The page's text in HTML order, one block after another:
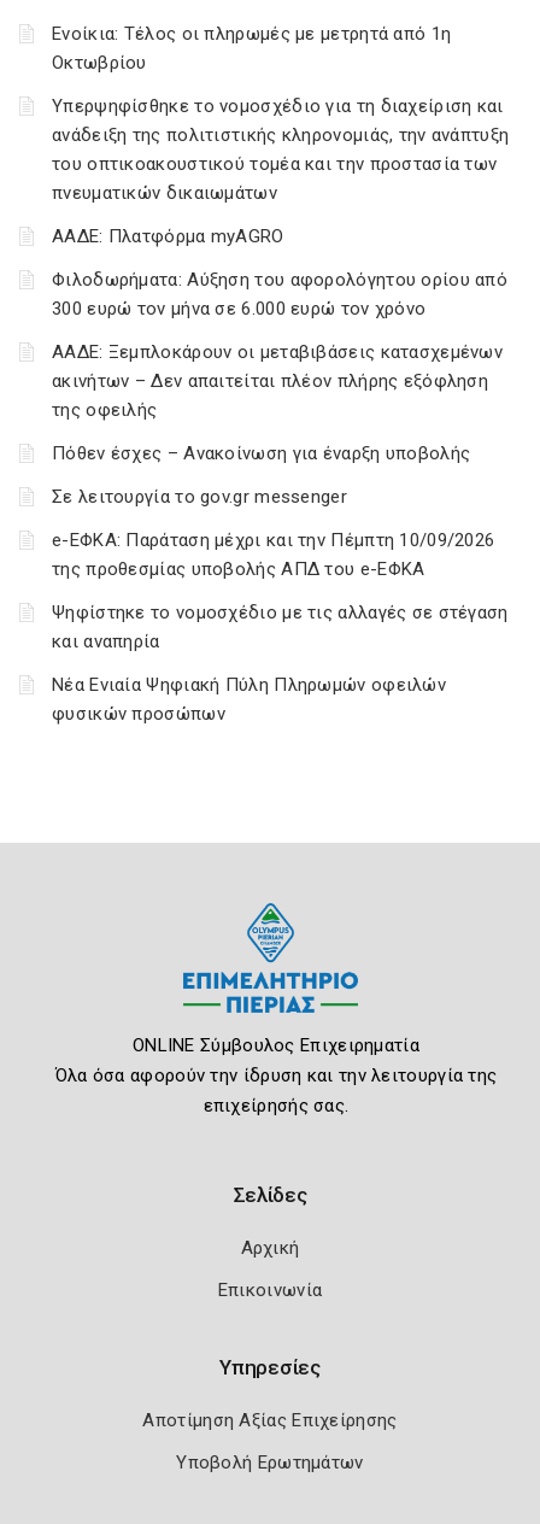
Ενοίκια: Τέλος οι πληρωμές με μετρητά από 1η
Οκτωβρίου
Υπερψηφίσθηκε το νομοσχέδιο για τη διαχείριση και
ανάδειξη της πολιτιστικής κληρονομιάς, την ανάπτυξη
του οπτικοακουστικού τομέα και την προστασία των
πνευματικών δικαιωμάτων
ΑΑΔΕ: Πλατφόρμα myAGRO
Φιλοδωρήματα: Αύξηση του αφορολόγητου ορίου από
300 ευρώ τον μήνα σε 6.000 ευρώ τον χρόνο
ΑΑΔΕ: Ξεμπλοκάρουν οι μεταβιβάσεις κατασχεμένων
ακινήτων – Δεν απαιτείται πλέον πλήρης εξόφληση
της οφειλής
Πόθεν έσχες – Ανακοίνωση για έναρξη υποβολής
Σε λειτουργία το gov.gr messenger
e-ΕΦΚΑ: Παράταση μέχρι και την Πέμπτη 10/09/2026
της προθεσμίας υποβολής ΑΠΔ του e-ΕΦΚΑ
Ψηφίστηκε το νομοσχέδιο με τις αλλαγές σε στέγαση
και αναπηρία
Νέα Ενιαία Ψηφιακή Πύλη Πληρωμών οφειλών
φυσικών προσώπων
ONLINE Σύμβουλος Επιχειρηματία
Όλα όσα αφορούν την ίδρυση και την λειτουργία της
επιχείρησής σας.
Σελίδες
Αρχική
Επικοινωνία
Υπηρεσίες
Αποτίμηση Αξίας Επιχείρησης
Υποβολή Ερωτημάτων